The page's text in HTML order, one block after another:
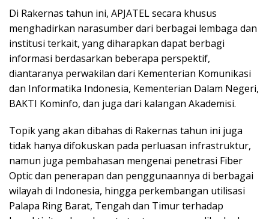
Di Rakernas tahun ini, APJATEL secara khusus
menghadirkan narasumber dari berbagai lembaga dan
institusi terkait, yang diharapkan dapat berbagi
informasi berdasarkan beberapa perspektif,
diantaranya perwakilan dari Kementerian Komunikasi
dan Informatika Indonesia, Kementerian Dalam Negeri,
BAKTI Kominfo, dan juga dari kalangan Akademisi.
Topik yang akan dibahas di Rakernas tahun ini juga
tidak hanya difokuskan pada perluasan infrastruktur,
namun juga pembahasan mengenai penetrasi Fiber
Optic dan penerapan dan penggunaannya di berbagai
wilayah di Indonesia, hingga perkembangan utilisasi
Palapa Ring Barat, Tengah dan Timur terhadap